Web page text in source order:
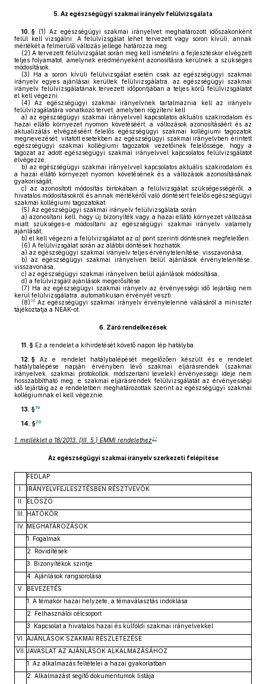
5. Az egészségügyi szakmai irányelv felülvizsgálata
10. § (1) Az egészségügyi szakmai irányelvet meghatározott időszakonként
felül kell vizsgálni. A felülvizsgálat lehet tervezett vagy soron kívüli, annak
mértékét a felmerülő változás jellege határozza meg.
(2) A tervezett felülvizsgálat során meg kell ismételni a fejlesztéskor elvégzett
teljes folyamatot, amelynek eredményeként azonosításra kerülnek a szükséges
módosítások.
(3) Ha a soron kívüli felülvizsgálat esetén csak az egészségügyi szakmai
irányelv egyes ajánlásai kerültek felülvizsgálatra, az egészségügyi szakmai
irányelv felülvizsgálatának tervezett időpontjában a teljes körű felülvizsgálatot
el kell végezni.
(4) Az egészségügyi szakmai irányelvnek tartalmaznia kell az irányelv
felülvizsgálatára vonatkozó tervet, amelyben rögzíteni kell
a) az egészségügyi szakmai irányelvvel kapcsolatos aktuális szakirodalom és
hazai ellátó környezet nyomon követéséért, a változások azonosításáért és az
aktualizálás elvégzéséért felelős egészségügyi szakmai kollégiumi tagozatok
megnevezését; vitatott esetekben az egészségügyi szakmai irányelvben érintett
egészségügyi szakmai kollégiumi tagozatok vezetőinek felelőssége, hogy a
tagozat az adott egészségügyi szakmai irányelvvel kapcsolatos felülvizsgálatot
elvégezze,
b) az egészségügyi szakmai irányelvvel kapcsolatos aktuális szakirodalom és
a hazai ellátó környezet nyomon követésének és a változások azonosításának
gyakoriságát,
c) az azonosított módosítás birtokában a felülvizsgálat szükségességéről, a
hivatalos módosításokról és annak mértékéről való döntésért felelős egészségügyi
szakmai kollégiumi tagozatokat.
(5) Az egészségügyi szakmai irányelv felülvizsgálata során
a) azonosítani kell, hogy új bizonyíték vagy a hazai ellátó környezet változása
miatt szükséges-e módosítani az egészségügyi szakmai irányelv valamely
ajánlását,
b) el kell végezni a felülvizsgálatot az a) pont szerinti döntésnek megfelelően.
(6) A felülvizsgálat során az alábbi döntések hozhatók:
a) az egészségügyi szakmai irányelv teljes érvénytelenítése, visszavonása,
b) az egészségügyi szakmai irányelven belül ajánlások érvénytelenítése,
visszavonása,
c) az egészségügyi szakmai irányelven belül ajánlások módosítása,
d) a felülvizsgált ajánlások megerősítése.
(7) Ha az egészségügyi szakmai irányelv az érvényességi idő lejártáig nem
kerül felülvizsgálatra, automatikusan érvényét veszti.
(8) 18 Az egészségügyi szakmai irányelv érvénytelenné válásáról a miniszter
tájékoztatja a NEAK-ot.
6. Záró rendelkezések
11. § Ez a rendelet a kihirdetését követő napon lép hatályba.
12. § Az e rendelet hatálybalépését megelőzően készült és e rendelet
hatálybalépése napján érvényben lévő szakmai eljárásrendek (szakmai
irányelvek, szakmai protokollok, módszertani levelek) érvényességi ideje nem
hosszabbítható meg, e szakmai eljárásrendek felülvizsgálatát az érvényességi
idő lejártáig az e rendeletben meghatározottak szerint az egészségügyi szakmai
kollégiumnak el kell végeznie.
13. §19
14. §20
1. melléklet a 18/2013. (III. 5.) EMMI rendelethez21
Az egészségügyi szakmai irányelv szerkezeti felépítése
FEDLAP
I.
IRÁNYELVFEJLESZTÉSBEN RÉSZTVEVŐK
II.
ELŐSZÓ
III.
HATÓKÖR
IV. MEGHATÁROZÁSOK
1. Fogalmak
2. Rövidítések
3. Bizonyítékok szintje
4. Ajánlások rangsorolása
V.
BEVEZETÉS
1. A témakör hazai helyzete, a témaválasztás indoklása
2. Felhasználói célcsoport
3. Kapcsolat a hivatalos hazai és külföldi szakmai irányelvekkel
VI.
AJÁNLÁSOK SZAKMAI RÉSZLETEZÉSE
VII. JAVASLAT AZ AJÁNLÁSOK ALKALMAZÁSÁHOZ
1. Az alkalmazás feltételei a hazai gyakorlatban
2. Alkalmazást segítő dokumentumok listája